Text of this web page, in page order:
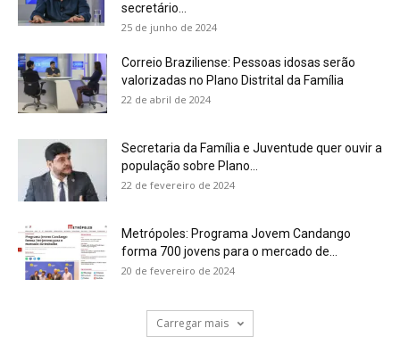
secretário...
25 de junho de 2024
Correio Braziliense: Pessoas idosas serão
valorizadas no Plano Distrital da Família
22 de abril de 2024
Secretaria da Família e Juventude quer ouvir a
população sobre Plano...
22 de fevereiro de 2024
Metrópoles: Programa Jovem Candango
forma 700 jovens para o mercado de...
20 de fevereiro de 2024
Carregar mais